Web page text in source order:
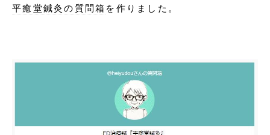
平癒堂鍼灸の質問箱 を作りました。